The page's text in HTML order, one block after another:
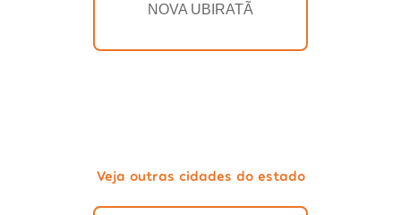
NOVA UBIRATÃ
Veja outras cidades do estado